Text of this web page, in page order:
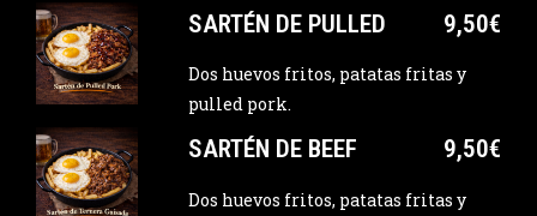
SARTÉN DE PULLED 9,50€
Dos huevos fritos, patatas fritas y
pulled pork.
SARTÉN DE BEEF 9,50€
Dos huevos fritos, patatas fritas y